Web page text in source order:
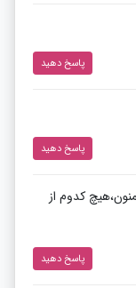
پاسخ دهید
پاسخ دهید
کدوم از
پاسخ دهید